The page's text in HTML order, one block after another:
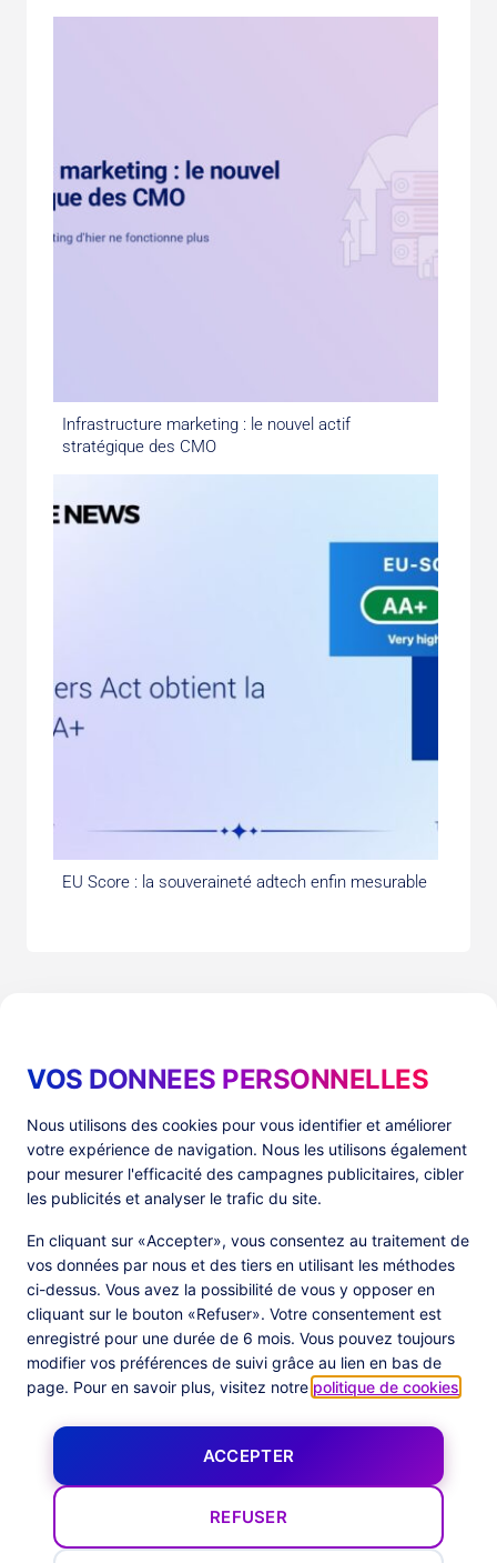
VOS DONNEES PERSONNELLES
Nous utilisons des cookies pour vous identifier et améliorer
votre expérience de navigation. Nous les utilisons également
pour mesurer l'efficacité des campagnes publicitaires, cibler
les publicités et analyser le trafic du site.
En cliquant sur «Accepter», vous consentez au traitement de
vos données par nous et des tiers en utilisant les méthodes
ci-dessus. Vous avez la possibilité de vous y opposer en
cliquant sur le bouton «Refuser». Votre consentement est
enregistré pour une durée de 6 mois. Vous pouvez toujours
modifier vos préférences de suivi grâce au lien en bas de
page. Pour en savoir plus, visitez notre politique de cookies
ACCEPTER
REFUSER
Infrastructure marketing : le nouvel actif
stratégique des CMO
EU Score : la souveraineté adtech enfin mesurable
Produits
PlatformX Server-Side Tracking
Adloop Media Optimisation
PlatformX Real Time CDP
Ressources
The ⚛ Quantum Lounge
Customer Stories
Fiches Produits
Société
À Propos
Notre Équipe
Certification Commanders Act
Actualités
Data Centers in
European Union
Follow us
FacebookYouTube